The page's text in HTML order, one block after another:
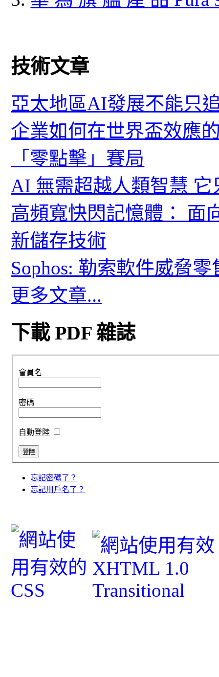
技術文章
亞太地區AI發展不能只
企業如何在世界盃效應
「零點擊」賽局
AI 無需超越人類智慧
高頻寬快閃記憶體： 面
新儲存技術
Sophos: 勒索軟件威脅
更多文章...
下載 PDF 雜誌
會員名
密碼
自動登陸
忘記密碼了？
忘記用戶名了？